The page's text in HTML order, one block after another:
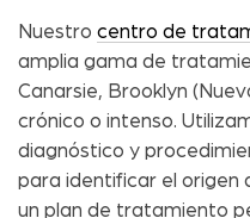
Nuestro centro de
amplia gama de
Canarsie, Brooklyn
crónico o intenso.
diagnóstico y
para identificar el origen
un plan de tratamiento